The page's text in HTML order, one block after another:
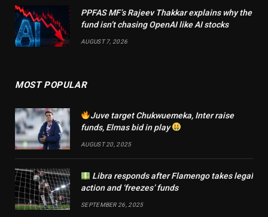
PPFAS MF’s Rajeev Thakkar explains why the
fund isn’t chasing OpenAI like AI stocks
AUGUST 7, 2026
MOST POPULAR
Juve target Chukwuemeka, Inter raise
funds, Elmas bid in play
AUGUST 20, 2025
Libra responds after Flamengo takes legal
action and ‘freezes’ funds
SEPTEMBER 26, 2025